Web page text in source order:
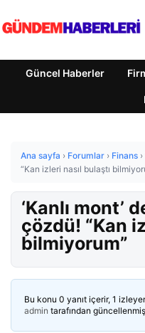
Güncel Haberler
Ana sayfa › Forumlar › Finans ›
“Kan izleri nasıl bulaştı
‘Kanlı mont’
çözdü! “Kan
bilmiyorum”
Bu konu 0 yanıt içerir, 1
admin tarafından